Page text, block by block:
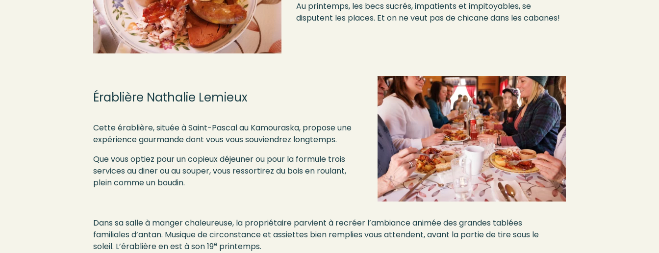
Au printemps, les becs sucrés, impatients et impitoyables, se
disputent les places. Et on ne veut pas de chicane dans les cabanes!
Érablière Nathalie Lemieux
Cette érablière, située à Saint-Pascal au Kamouraska, propose une
expérience gourmande dont vous vous souviendrez longtemps.
Que vous optiez pour un copieux déjeuner ou pour la formule trois
services au diner ou au souper, vous ressortirez du bois en roulant,
plein comme un boudin.
Dans sa salle à mangerchaleureuse, la propriétaire parvient à recréer l’ambianceaniméedes grandes tablées
familiales d’antan. Musiquede circonstanceet assiettes bien remplies vous attendent, avant la partie de tiresous le
soleil. L’érablièreen est à son 19e printemps.